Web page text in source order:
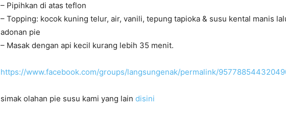
– Pipihkan di atas teflon
– Topping: kocok kuning telur, air, vanili, tepung tapioka & susu kental manis
adonan pie
– Masak dengan api kecil kurang lebih 35 menit.
https://www.facebook.com/groups/langsungenak/permalink/
simak olahan pie susu kami yang lain disini